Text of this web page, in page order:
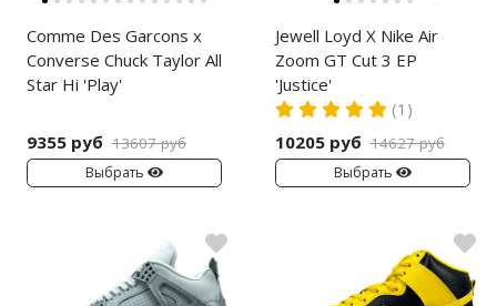
Comme Des Garcons x
Converse Chuck Taylor All
Star Hi 'Play'
9355 руб 13607 руб
Выбрать
Jewell Loyd X Nike Air
Zoom GT Cut 3 EP
'Justice'
(1)
10205 руб 14627 руб
Выбрать